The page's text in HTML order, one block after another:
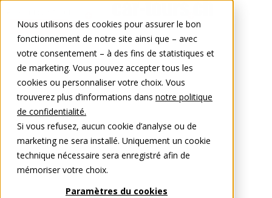
Nous utilisons des cookies pour assurer le bon
fonctionnement de notre site ainsi que – avec
votre consentement – à des fins de statistiques et
de marketing. Vous pouvez accepter tous les
cookies ou personnaliser votre choix. Vous
trouverez plus d’informations dans notre politique
de confidentialité.
Si vous refusez, aucun cookie d’analyse ou de
marketing ne sera installé. Uniquement un cookie
technique nécessaire sera enregistré afin de
mémoriser votre choix.
Paramètres du cookies
0848 00 77 88